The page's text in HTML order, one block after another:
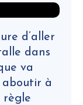
d’aller
dans
va
à
règle